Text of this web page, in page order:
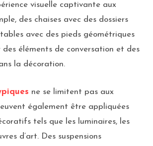
visuelle captivante aux
des chaises avec des dossiers
avec des pieds géométriques
des éléments de conversation et des
la décoration.
ne se limitent pas aux
également être appliquées
tels que les luminaires, les
d’art. Des suspensions